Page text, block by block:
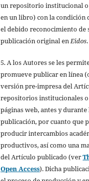
un repositorio institucional
en un libro) con la condición
el debido reconocimiento de
publicación original enEidos.
5. A los Autores se les
promueve publicar en línea
versión pre-impresa del
repositorios institucionales o
páginas web, antes y durante
publicación, por cuanto que
producir intercambios
productivos, así como una
del Artículo publicado (ver
Open Access). Dicha